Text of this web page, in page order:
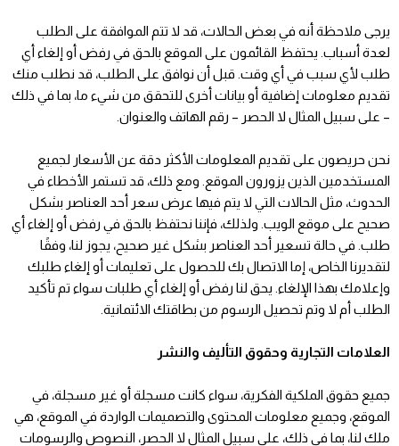
يرجى ملاحظة أنه في بعض الحالات، قد لا تتم الموافقة على الطلب
لعدة أسباب. يحتفظ القائمون على الموقع بالحق في رفض أو إلغاء أي
طلب لأي سبب في أي وقت. قبل أن نوافق على الطلب، قد نطلب منك
تقديم معلومات إضافية أو بيانات أخرى للتحقق من شيء ما، بما في ذلك
– على سبيل المثال لا الحصر – رقم الهاتف والعنوان.
نحن حريصون على تقديم المعلومات الأكثر دقة عن الأسعار لجميع
المستخدمين الذين يزورون الموقع. ومع ذلك، قد تستمر الأخطاء في
الحدوث، مثل الحالات التي لا يتم فيها عرض سعر أحد العناصر بشكل
صحيح على موقع الويب. ولذلك، فإننا نحتفظ بالحق في رفض أو إلغاء أي
طلب. في حالة تسعير أحد العناصر بشكل غير صحيح، يجوز لنا، وفقًا
لتقديرنا الخاص، إما الاتصال بك للحصول على تعليمات أو إلغاء طلبك
وإعلامك بهذا الإلغاء. يحق لنا رفض أو إلغاء أي طلبات سواء تم تأكيد
الطلب أم لا وتم تحصيل الرسوم من بطاقتك الائتمانية.
العلامات التجارية وحقوق التأليف والنشر
جميع حقوق الملكية الفكرية، سواء كانت مسجلة أو غير مسجلة، في
الموقع، وجميع معلومات المحتوى والتصميمات الواردة في الموقع، هي
ملك لنا، بما في ذلك، على سبيل المثال لا الحصر، النصوص والرسومات